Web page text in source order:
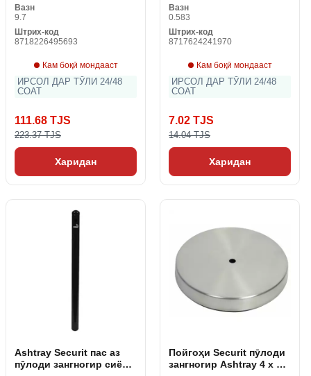
Вазн
9.7
Штрих-код
8718226495693
Кам боқӣ мондааст
ИРСОЛ ДАР ТӮЛИ 24/48
СОАТ
111.68 TJS
223.37 TJS
Харидан
Вазн
0.583
Штрих-код
8717624241970
Кам боқӣ мондааст
ИРСОЛ ДАР ТӮЛИ 24/48
СОАТ
7.02 TJS
14.04 TJS
Харидан
Ashtray Securit пас аз
пӯлоди зангногир сиёҳ
Пойгоҳи Securit пӯлоди
зангногир Ashtray 4 x 25